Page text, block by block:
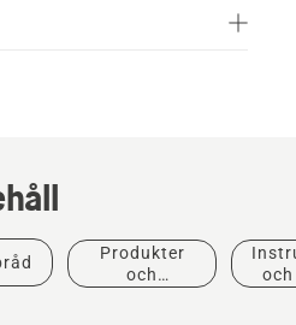
Produkter
och